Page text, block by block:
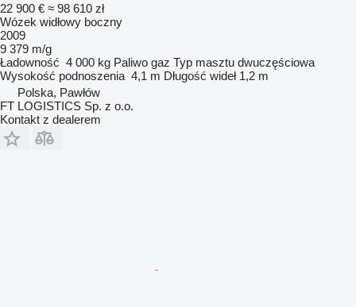
22 900 € ≈ 98 610 zł
Wózek widłowy boczny
2009
9 379 m/g
Ładowność 4 000 kg Paliwo gaz Typ masztu dwuczęściowa
Wysokość podnoszenia 4,1 m Długość wideł 1,2 m
Polska, Pawłów
FT LOGISTICS Sp. z o.o.
Kontakt z dealerem